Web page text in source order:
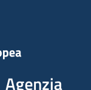
Agenzia